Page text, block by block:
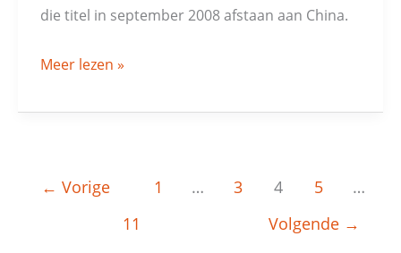
die titel in september 2008 afstaan aan China.
Meer lezen »
← Vorige 1 … 3 4 5
…
11
Volgende →